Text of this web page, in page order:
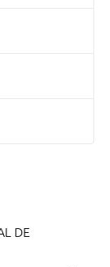
DE